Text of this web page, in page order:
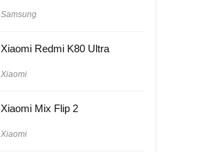
Samsung
Xiaomi Redmi K80 Ultra
Xiaomi
Xiaomi Mix Flip 2
Xiaomi